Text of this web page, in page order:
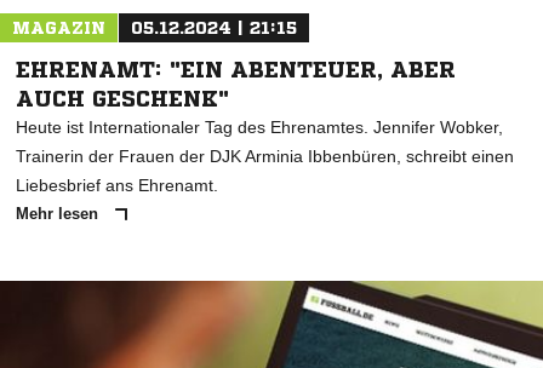
MAGAZIN 05.12.2024 | 21:15
EHRENAMT: "EIN ABENTEUER, ABER
AUCH GESCHENK"
Heute ist Internationaler Tag des Ehrenamtes. Jennifer Wobker,
Trainerin der Frauen der DJK Arminia Ibbenbüren, schreibt einen
Liebesbrief ans Ehrenamt.
Mehr lesen